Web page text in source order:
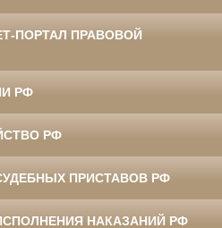
ПОРТАЛ ПРАВОВОЙ
РФ
РФ
ПРИСТАВОВ РФ
НАКАЗАНИЙ РФ